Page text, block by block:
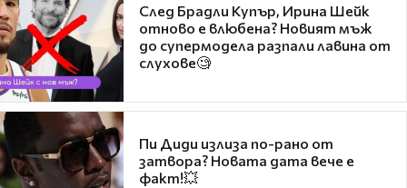
След Брадли Купър, Ирина Шейк
отново е влюбена? Новият мъж
до супермодела разпали лавина от
слухове🧐
Пи Диди излиза по-рано от
затвора? Новата дата вече е
факт!💥